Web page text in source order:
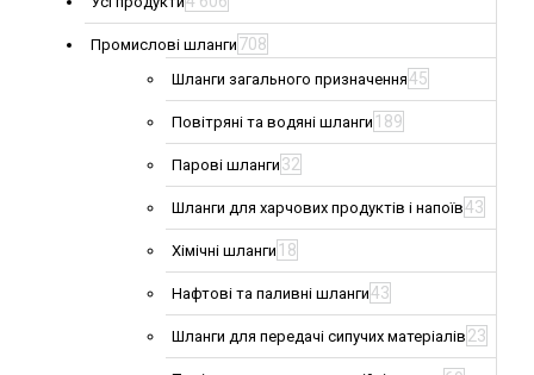
Промислові шланги 708
Шланги загального призначення45
Повітряні та водяні шланги 189
Парові шланги 32
Шланги для харчових продуктів і напоїв43
Хімічні шланги 18
Нафтові та паливні шланги43
Шланги для передачі сипучих матеріалів 23